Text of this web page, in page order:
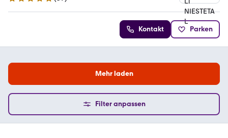
5 Sterne
Kontakt Parken
Mehr laden
Filter anpassen